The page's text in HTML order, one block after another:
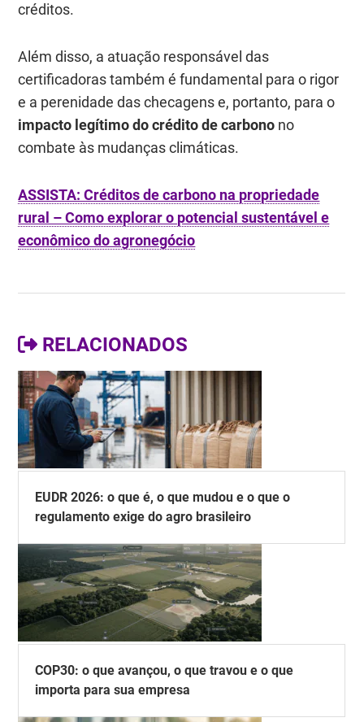
créditos.
Além disso, a atuação responsável das
certificadoras também é fundamental para o rigor
e a perenidade das checagens e, portanto, para o
impacto legítimo do crédito de carbono no
combate às mudanças climáticas.
ASSISTA: Créditos de carbono na propriedade
rural – Como explorar o potencial sustentável e
econômico do agronegócio
RELACIONADOS
EUDR 2026: o que é, o que mudou e o que o
regulamento exige do agro brasileiro
COP30: o que avançou, o que travou e o que
importa para sua empresa